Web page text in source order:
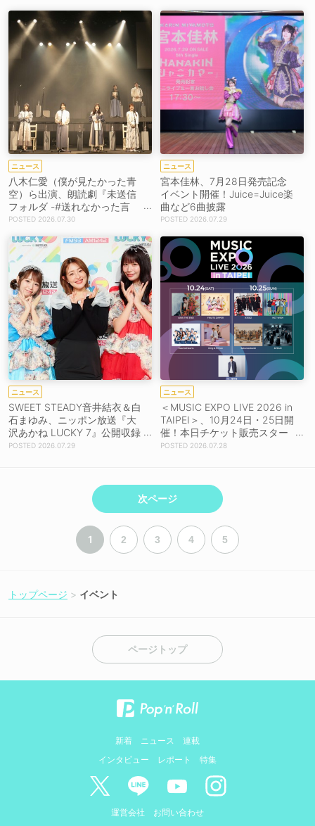
ニュース
八木仁愛（僕が見たかった青
空）ら出演、朗読劇『未送信
フォルダ -#送れなかった言
葉-』が開幕！
2026.07.30
ニュース
宮本佳林、7月28日発売記念
イベント開催！Juice=Juice楽
曲など6曲披露
2026.07.29
ニュース
SWEET STEADY音井結衣＆白
石まゆみ、ニッポン放送『大
沢あかね LUCKY 7』公開収録
に登場！2026.07.29
ニュース
＜MUSIC EXPO LIVE 2026 in
TAIPEI＞、10月24日・25日開
催！本日チケット販売スター
ト！
2026.07.28
次ページ
1 2 3 4 5
トップページ イベント
ページトップ
新着 ニュース
連載
インタビュー
レポート 特集
運営会社 お問い合わせ